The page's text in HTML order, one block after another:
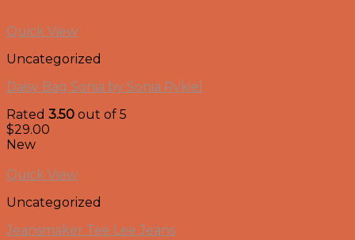
Quick View
Uncategorized
Daisy Bag Sonia by Sonia Rykiel
Rated 3.50 out of 5
$29.00
New
Quick View
Uncategorized
Jeansmaker Tee Lee Jeans